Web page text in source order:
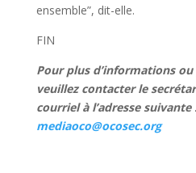
ensemble”, dit-elle.
FIN
Pour plus d’informations
veuillez contacter le
courriel à l’adresse suivante
mediaoco@ocosec.org